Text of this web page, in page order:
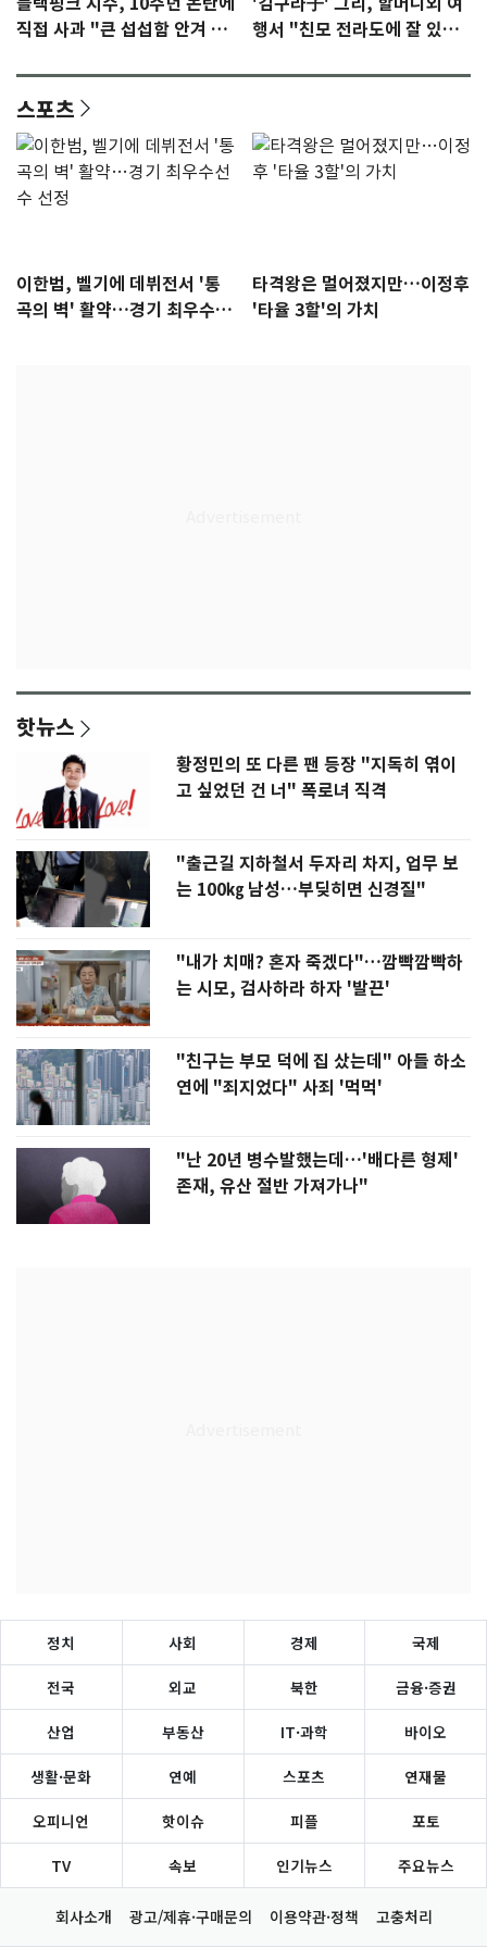
직접 사과 "큰 섭섭함 안겨 미
행서 "친모 전라도에 잘 있
스포츠
이한범, 벨기에 데뷔전서 '통
곡의 벽' 활약…경기 최우수선
타격왕은 멀어졌지만…이정후
'타율 3할'의 가치
핫뉴스
황정민의 또 다른 팬 등장 "지독히 엮이
고 싶었던 건 너" 폭로녀 직격
"출근길 지하철서 두자리 차지, 업무 보
는 100㎏ 남성…부딪히면 신경질"
"내가 치매? 혼자 죽겠다"…깜빡깜빡하
는 시모, 검사하라 하자 '발끈'
"친구는 부모 덕에 집 샀는데" 아들 하소
연에 "죄지었다" 사죄 '먹먹'
"난 20년 병수발했는데…'배다른 형제'
존재, 유산 절반 가져가나"
정치 사회 경제 국제
전국 외교 북한 금융·증권
산업 부동산 IT·과학 바이오
생활·문화 연예 스포츠 연재물
오피니언 핫이슈 피플 포토
TV 속보 인기뉴스 주요뉴스
회사소개 광고/제휴·구매문의 이용약관·정책 고충처리